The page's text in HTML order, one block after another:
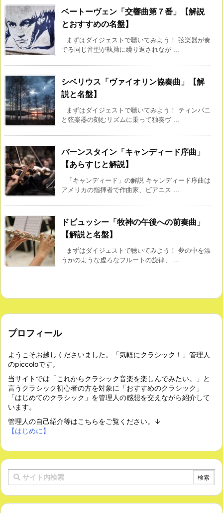
ベートーヴェン「交響曲第７番」【解説
とおすすめの名盤】
まずはダイジェストで聴いてみよう！ 弦楽器が奏
でる同じ音型が執拗に繰り返されなが ...
シベリウス「ヴァイオリン協奏曲」【解
説と名盤】
まずはダイジェストで聴いてみよう！ ティンパニ
と弦楽器の刻むリズムに乗って独奏ヴ ...
バーンスタイン「キャンディード序曲」
【あらすじと解説】
「キャンディード」の解説 キャンディード序曲は
アメリカの指揮者で作曲家、ピアニス ...
ドビュッシー「牧神の午後への前奏曲」
【解説と名盤】
まずはダイジェストで聴いてみよう！ 夢の中を漂
うかのような虚ろなフルートの旋律、 ...
プロフィール
ようこそお越しくださいました。「気軽にクラシック！」管理人
のpiccoloです。
当サイトでは「これからクラシック音楽を楽しんでみたい。」と
言うクラシック初心者の方を対象に「おすすめのクラシック」
「はじめてのクラシック」を管理人の感想を交えながら紹介して
います。
管理人の自己紹介等はこちらをご覧ください。↓
【はじめに】